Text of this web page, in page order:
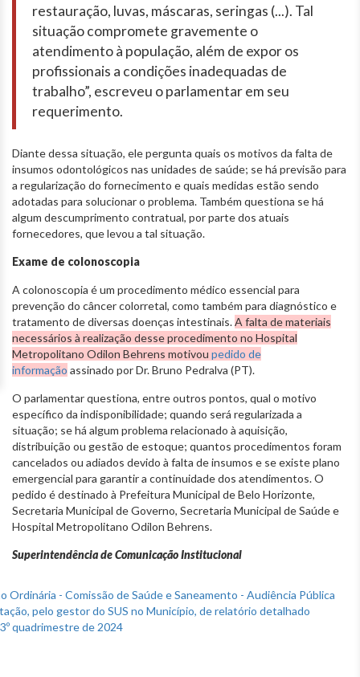
restauração, luvas, máscaras, seringas (...). Tal
situação compromete gravemente o
atendimento à população, além de expor os
profissionais a condições inadequadas de
trabalho”, escreveu o parlamentar em seu
requerimento.
Diante dessa situação, ele pergunta quais os motivos da falta de
insumos odontológicos nas unidades de saúde; se há previsão para
a regularização do fornecimento e quais medidas estão sendo
adotadas para solucionar o problema. Também questiona se há
algum descumprimento contratual, por parte dos atuais
fornecedores, que levou a tal situação.
Exame de colonoscopia
A colonoscopia é um procedimento médico essencial para
prevenção do câncer colorretal, como também para diagnóstico e
tratamento de diversas doenças intestinais.A falta de materiais
necessários à realização desse procedimento no Hospital
Metropolitano Odilon Behrens motivou pedido de
informação assinado por Dr. Bruno Pedralva (PT).
O parlamentar questiona, entre outros pontos, qual o motivo
específico da indisponibilidade; quando será regularizada a
situação; se há algum problema relacionado à aquisição,
distribuição ou gestão de estoque; quantos procedimentos foram
cancelados ou adiados devido à falta de insumos e se existe plano
emergencial para garantir a continuidade dos atendimentos. O
pedido é destinado à Prefeitura Municipal de Belo Horizonte,
Secretaria Municipal de Governo, Secretaria Municipal de Saúde e
Hospital Metropolitano Odilon Behrens.
Superintendência de Comunicação Institucional